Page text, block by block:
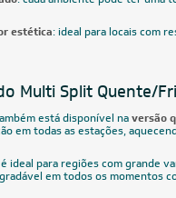
estética: ideal para locais com
Multi Split Quente/
está disponível naversão
em todas as estações,
ideal para regiões com grande
em todos os momentos